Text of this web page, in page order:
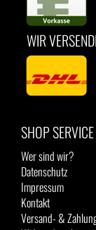
WIR
SHOP SERVICE
Wer sind wir?
Datenschutz
Impressum
Kontakt
Versand- &